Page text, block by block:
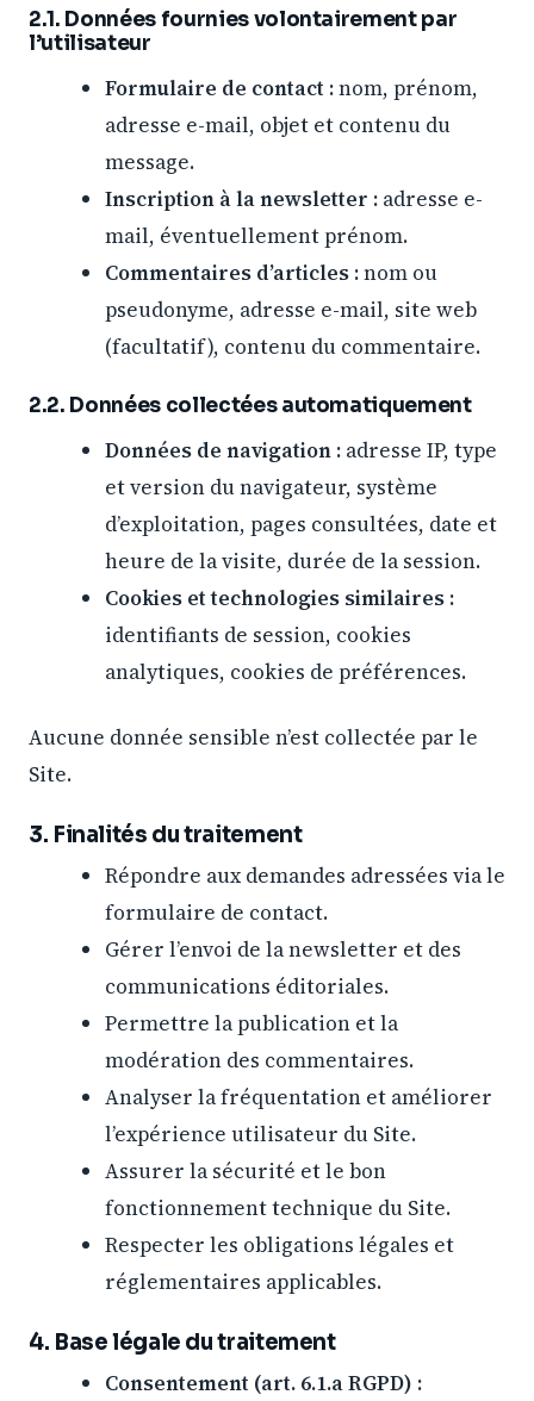
2.1. Données fournies volontairement par
l’utilisateur
Formulaire de contact :nom, prénom,
adresse e-mail, objet et contenu du
message.
Inscription à la newsletter : adresse e-
mail, éventuellement prénom.
Commentaires d’articles :nom ou
pseudonyme, adresse e-mail, site web
(facultatif), contenu du commentaire.
2.2. Données collectées automatiquement
Données de navigation : adresse IP, type
et version du navigateur, système
d’exploitation, pages consultées, date et
heure de la visite, durée de la session.
Cookies et technologies similaires :
identifiants de session, cookies
analytiques, cookies de préférences.
Aucune donnée sensible n’est collectée par le
Site.
3. Finalités du traitement
Répondre aux demandes adressées via le
formulaire de contact.
Gérer l’envoi de la newsletter et des
communications éditoriales.
Permettre la publication et la
modération des commentaires.
Analyser la fréquentation et améliorer
l’expérience utilisateur du Site.
Assurer la sécurité et le bon
fonctionnement technique du Site.
Respecter les obligations légales et
réglementaires applicables.
4. Base légale du traitement
Consentement (art. 6.1.a RGPD) :